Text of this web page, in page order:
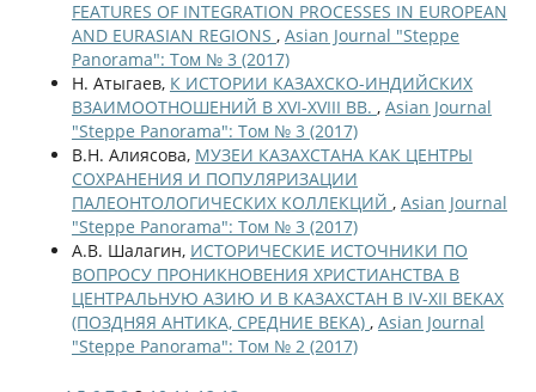
FEATURES OF INTEGRATION PROCESSES IN EUROPEAN
AND EURASIAN REGIONS , Asian Journal "Steppe
Panorama": Том № 3 (2017)
Н. Атыгаев, К ИСТОРИИ КАЗАХСКО-ИНДИЙСКИХ
ВЗАИМООТНОШЕНИЙ В XVI-XVIII ВВ. , Asian Journal
"Steppe Panorama": Том № 3 (2017)
В.Н. Алиясова, МУЗЕИ КАЗАХСТАНА КАК ЦЕНТРЫ
СОХРАНЕНИЯ И ПОПУЛЯРИЗАЦИИ
ПАЛЕОНТОЛОГИЧЕСКИХ КОЛЛЕКЦИЙ , Asian Journal
"Steppe Panorama": Том № 3 (2017)
А.В. Шалагин, ИСТОРИЧЕСКИЕ ИСТОЧНИКИ ПО
ВОПРОСУ ПРОНИКНОВЕНИЯ ХРИСТИАНСТВА В
ЦЕНТРАЛЬНУЮ АЗИЮ И В КАЗАХСТАН В IV-XII ВЕКАХ
(ПОЗДНЯЯ АНТИКА, СРЕДНИЕ ВЕКА) , Asian Journal
"Steppe Panorama": Том № 2 (2017)